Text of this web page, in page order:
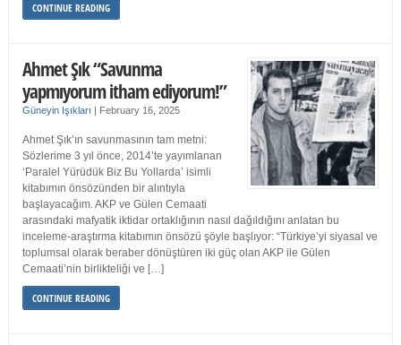
CONTINUE READING
Ahmet Şık “Savunma
yapmıyorum itham ediyorum!”
Güneyin Işıkları | February 16, 2025
Ahmet Şık’ın savunmasının tam metni:
Sözlerime 3 yıl önce, 2014’te yayımlanan
‘Paralel Yürüdük Biz Bu Yollarda’ isimli
kitabımın önsözünden bir alıntıyla
başlayacağım. AKP ve Gülen Cemaati
arasındaki mafyatik iktidar ortaklığının nasıl dağıldığını anlatan bu
inceleme-araştırma kitabımın önsözü şöyle başlıyor: “Türkiye’yi siyasal ve
toplumsal olarak beraber dönüştüren iki güç olan AKP ile Gülen
Cemaati’nin birlikteliği ve […]
CONTINUE READING